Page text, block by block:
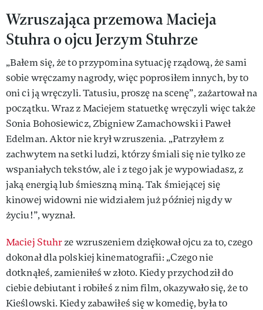
Wzruszająca przemowa Macieja
Stuhra o ojcu Jerzym Stuhrze
„Bałem się, że to przypomina sytuację rządową, że sami
sobie wręczamy nagrody, więc poprosiłem innych, by to
oni ci ją wręczyli. Tatusiu, proszę na scenę”, zażartował na
początku. Wraz z Maciejem statuetkę wręczyli więc także
Sonia Bohosiewicz, Zbigniew Zamachowski i Paweł
Edelman. Aktor nie krył wzruszenia. „Patrzyłem z
zachwytem na setki ludzi, którzy śmiali się nie tylko ze
wspaniałych tekstów, ale i z tego jak je wypowiadasz, z
jaką energią lub śmieszną miną. Tak śmiejącej się
kinowej widowni nie widziałem już później nigdy w
życiu!”, wyznał.
Maciej Stuhrze wzruszeniem dziękował ojcu za to, czego
dokonał dla polskiej kinematografii: „Czego nie
dotknąłeś, zamieniłeś w złoto. Kiedy przychodził do
ciebie debiutant i robiłeś z nim film, okazywało się, że to
Kieślowski. Kiedy zabawiłeś się w komedię, była to